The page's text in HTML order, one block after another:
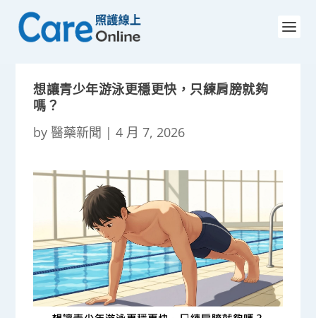
想讓青少年游泳更穩更快，只練肩膀就夠
嗎？
by 醫藥新聞 |4 月 7, 2026